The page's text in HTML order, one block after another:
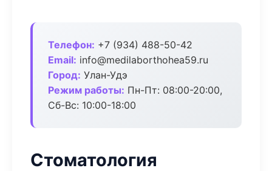
Телефон: +7 (934) 488-50-42
Email: info@medilaborthohea59.ru
Город: Улан-Удэ
Режим работы: Пн-Пт: 08:00-20:00,
Сб-Вс: 10:00-18:00
Стоматология